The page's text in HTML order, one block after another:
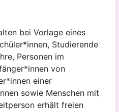
bei Vorlage eines
Studierende
Personen im
von
einer
sowie Menschen mit
erhält freien